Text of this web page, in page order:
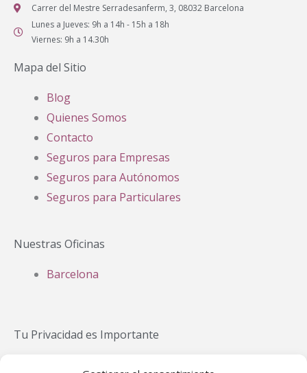
Carrer del Mestre Serradesanferm, 3, 08032 Barcelona
Lunes a Jueves: 9h a 14h - 15h a 18h
Viernes: 9h a 14.30h
Mapa del Sitio
Blog
Quienes Somos
Contacto
Seguros para Empresas
Seguros para Autónomos
Seguros para Particulares
Nuestras Oficinas
Barcelona
Tu Privacidad es Importante